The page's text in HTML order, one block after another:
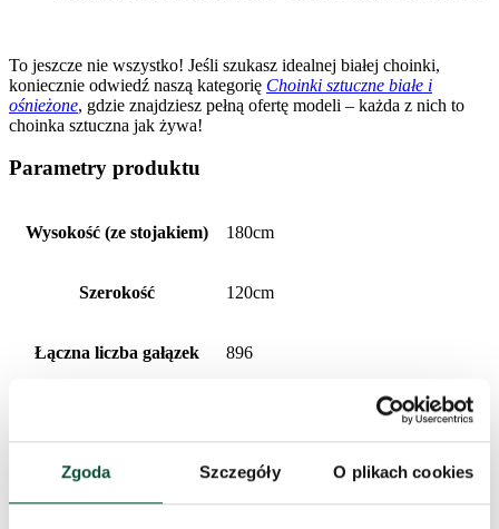
Zgoda Szczegóły O plikach cookies
To jeszcze nie wszystko! Jeśli szukasz idealnej białej choinki,
koniecznie odwiedź naszą kategorię Choinki sztuczne białe i
ośnieżone, gdzie znajdziesz pełną ofertę modeli – każda z nich to
choinka sztuczna jak żywa!
Parametry produktu
Wysokość (ze stojakiem) 180cm
Szerokość 120cm
Łączna liczba gałązek 896
Liczba gałązek PE 340